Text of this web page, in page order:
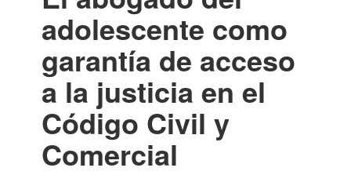
Estantes Virtuales
Contacto
Iniciar sesión
adolescente como
garantía de acceso
a la justicia en el
Código Civil y
Comercial